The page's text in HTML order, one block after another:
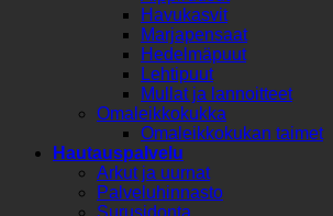
Havukasvit
Marjapensaat
Hedelmäpuut
Lehtipuut
Mullat ja lannoitteet
Omaleikkokukka
Omaleikkokukan taimet
Hautauspalvelu
Arkut ja uurnat
Palveluhinnasto
Surusidonta